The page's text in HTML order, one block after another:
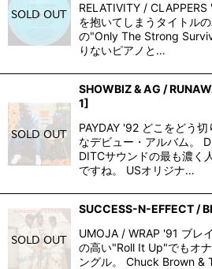
RELATIVITY /
を抱いてしまうタイトル
の"Only The Strong
りないピアノと…
SHOWBIZ & AG /
1]
PAYDAY '92 どこをどう
なデビュー・アルバム。
DITCサウンドの最も濃く
ですね。 USオリジナ…
SUCCESS-N-EFFECT /
UMOJA / WRAP '91 ブレ
の高い"Roll It Up"でもオ
ングル。 Chuck Brown &